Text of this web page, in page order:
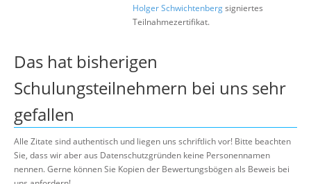
Holger Schwichtenbergsigniertes
Teilnahmezertifikat.
Das hat bisherigen
Schulungsteilnehmern bei uns sehr
gefallen
Alle Zitate sind authentisch und liegen uns schriftlich vor! Bitte beachten
Sie, dass wir aber aus Datenschutzgründen keine Personennamen
nennen. Gerne können Sie Kopien der Bewertungsbögen als Beweis bei